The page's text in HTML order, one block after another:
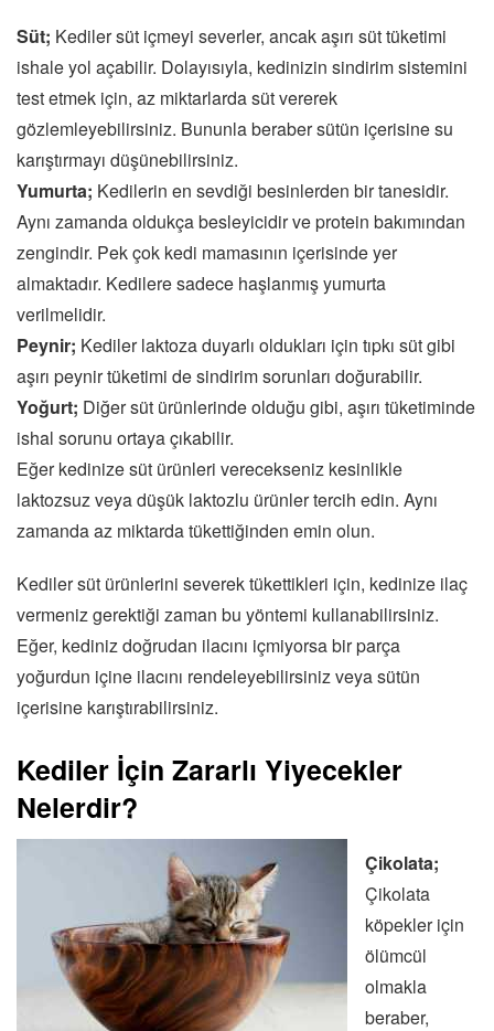
Süt; Kediler süt içmeyi severler, ancak aşırı süt tüketimi
ishale yol açabilir. Dolayısıyla, kedinizin sindirim sistemini
test etmek için, az miktarlarda süt vererek
gözlemleyebilirsiniz. Bununla beraber sütün içerisine su
karıştırmayı düşünebilirsiniz.
Yumurta; Kedilerin en sevdiği besinlerden bir tanesidir.
Aynı zamanda oldukça besleyicidir ve protein bakımından
zengindir. Pek çok kedi mamasının içerisinde yer
almaktadır. Kedilere sadece haşlanmış yumurta
verilmelidir.
Peynir; Kediler laktoza duyarlı oldukları için tıpkı süt gibi
aşırı peynir tüketimi de sindirim sorunları doğurabilir.
Yoğurt; Diğer süt ürünlerinde olduğu gibi, aşırı tüketiminde
ishal sorunu ortaya çıkabilir.
Eğer kedinize süt ürünleri verecekseniz kesinlikle
laktozsuz veya düşük laktozlu ürünler tercih edin. Aynı
zamanda az miktarda tükettiğinden emin olun.
Kediler süt ürünlerini severek tükettikleri için, kedinize ilaç
vermeniz gerektiği zaman bu yöntemi kullanabilirsiniz.
Eğer, kediniz doğrudan ilacını içmiyorsa bir parça
yoğurdun içine ilacını rendeleyebilirsiniz veya sütün
içerisine karıştırabilirsiniz.
Kediler İçin Zararlı Yiyecekler
Nelerdir?
Çikolata;
Çikolata
köpekler için
ölümcül
olmakla
beraber,